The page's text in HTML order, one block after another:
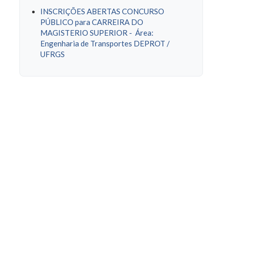
INSCRIÇÕES ABERTAS CONCURSO
PÚBLICO para CARREIRA DO
MAGISTERIO SUPERIOR - Área:
Engenharia de Transportes DEPROT /
UFRGS